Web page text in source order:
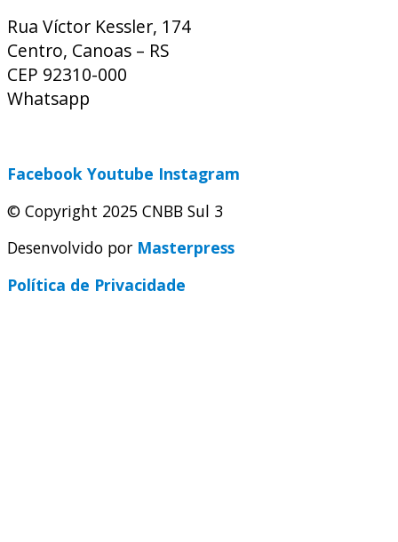
Rua Víctor Kessler, 174
Centro, Canoas – RS
CEP 92310-000
Whatsapp
Facebook Youtube Instagram
© Copyright 2025 CNBB Sul 3
Desenvolvido por Masterpress
Política de Privacidade